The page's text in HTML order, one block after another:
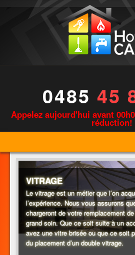
0485 45
Appelez aujourd'hui avant
réduction!
PLOMBERIE
VITRAGE
Le vitrage est un métier que l’on
l’expérience. Nous vous assurons
chargeront de votre remplacement
grand soin. Que ce soit suite à un
avez une vitre brisée ou que ce soit
du placement d’un double vitrage.